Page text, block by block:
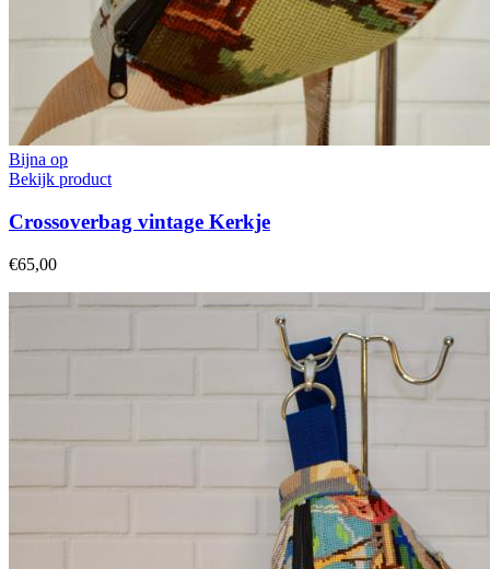
Bijna op
Bekijk product
Crossoverbag vintage Kerkje
€65,00